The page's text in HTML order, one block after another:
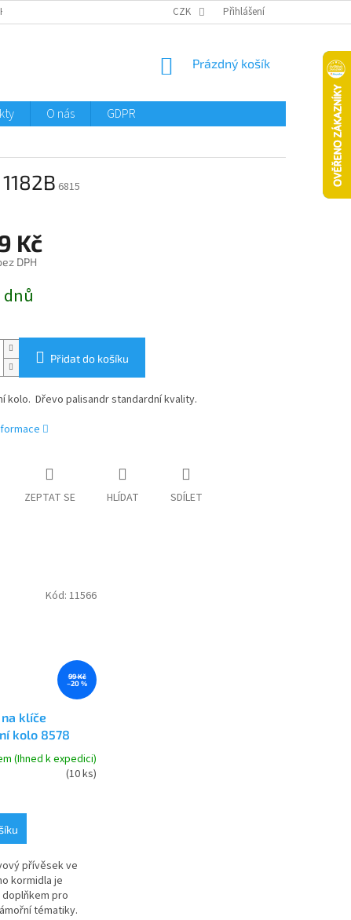
CZK Přihlášení
NÁKUPNÍ
Prázdný košík
O nás GDPR
6815
Kč
DPH
dnů
Přidat do košíku
kolo. Dřevo palisandr standardní kvality.
ZEPTAT SE HLÍDAT SDÍLET
99 Kč
–20 %
klíče
kolo 8578
(Ihned k expedici)
(10 ks)
přívěsek ve
kormidla je
pro
tématiky.
Kód:11566